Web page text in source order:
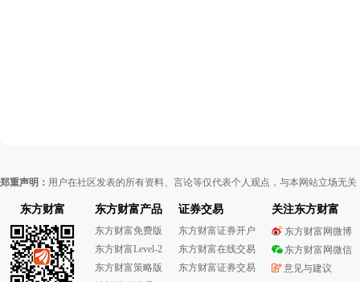
郑重声明： 用户在社区发表的所有资料、言论等仅代表个人观点，与本网站立场无
东方财富 东方财富产品
东方财富免费版
东方财富Level-2
东方财富策略版
证券交易
东方财富证券开户
东方财富在线交易
东方财富证券交易
关注东方财富
东方财富网微博
东方财富网微信
意见与建议